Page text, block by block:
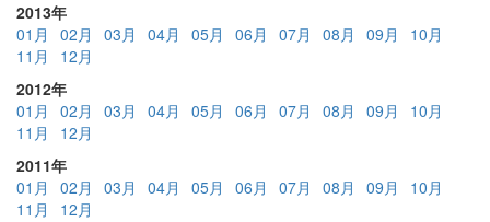
2013年
01月
02月 03月 04月 05月 06月 07月 08月 09月
10月
11月
12月
2012年
01月
02月 03月 04月 05月 06月 07月 08月 09月
10月
11月
12月
2011年
01月
02月 03月 04月 05月 06月 07月 08月 09月
10月
11月
12月